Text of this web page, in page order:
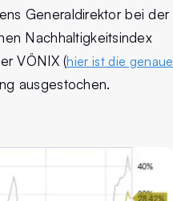
Generaldirektor bei der
Nachhaltigkeitsindex
VÖNIX (hier ist die genaue
ausgestochen.